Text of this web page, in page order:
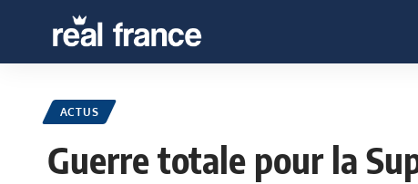
ACTUS
Guerre totale pour la